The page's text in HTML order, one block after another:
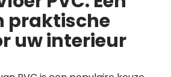
praktische
uw interieur